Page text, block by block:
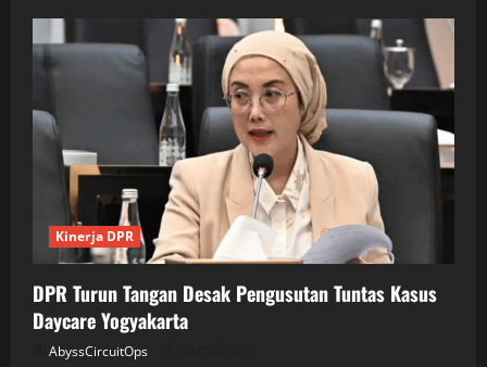
Kinerja DPR
DPR Turun Tangan Desak Pengusutan Tuntas Kasus
Daycare Yogyakarta
AbyssCircuitOps